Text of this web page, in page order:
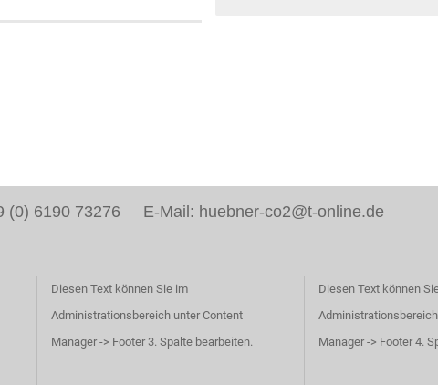
6190 73276 E-Mail: huebner-co2@t-online.de
Diesen Text können Sie im
Administrationsbereich unter Content
Manager -> Footer 3. Spalte bearbeiten.
Diesen Text können
Manager -> Footer 4.